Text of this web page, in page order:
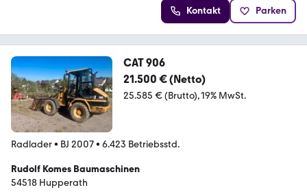
Kontakt Parken
CAT 906
21.500 € (Netto)
25.585 € (Brutto) 19% MwSt.
Radlader• BJ 2007• 6.423 Betriebsstd.
Rudolf Komes Baumaschinen
54518 Hupperath